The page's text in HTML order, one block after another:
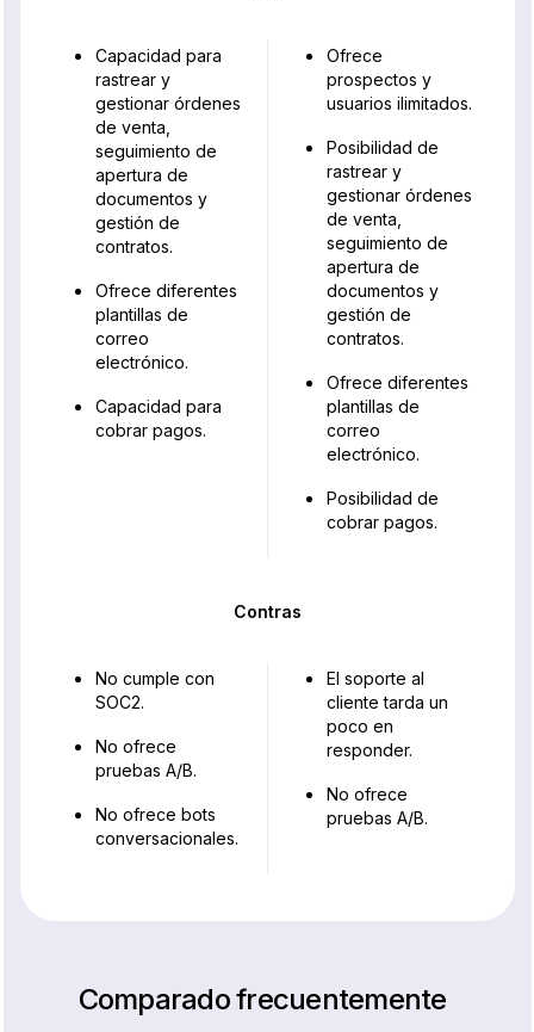
Capacidad para
rastrear y
gestionar órdenes
de venta,
seguimiento de
apertura de
documentos y
gestión de
contratos.
Ofrece diferentes
plantillas de
correo
electrónico.
Capacidad para
cobrar pagos.
Ofrece
prospectos y
usuarios ilimitados.
Posibilidad de
rastrear y
gestionar órdenes
de venta,
seguimiento de
apertura de
documentos y
gestión de
contratos.
Ofrece diferentes
plantillas de
correo
electrónico.
Posibilidad de
cobrar pagos.
Contras
No cumple con
SOC2.
No ofrece
pruebas A/B.
No ofrece bots
conversacionales.
El soporte al
cliente tarda un
poco en
responder.
No ofrece
pruebas A/B.
Comparado frecuentemente